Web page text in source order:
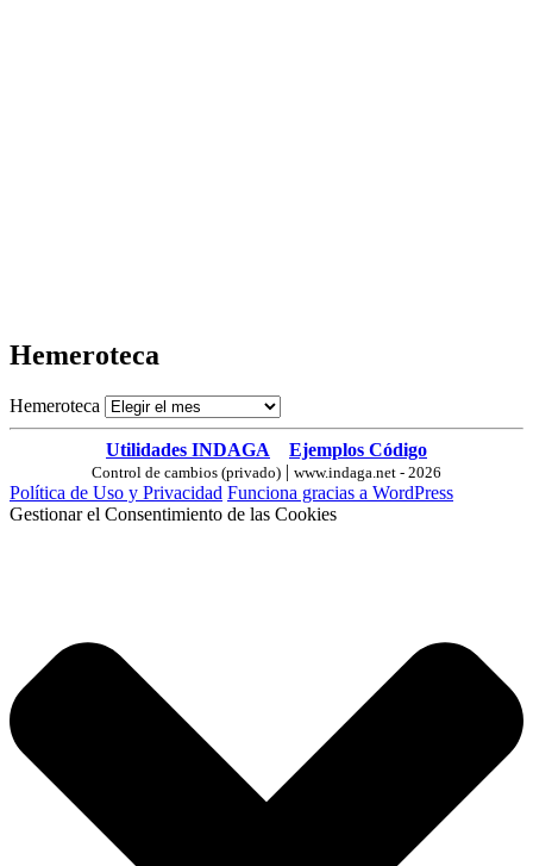
Hemeroteca
Hemeroteca
Utilidades INDAGA Ejemplos Código
Control de cambios (privado) | www.indaga.net - 2026
Política de Uso y Privacidad Funciona gracias a WordPress
Gestionar el Consentimiento de las Cookies